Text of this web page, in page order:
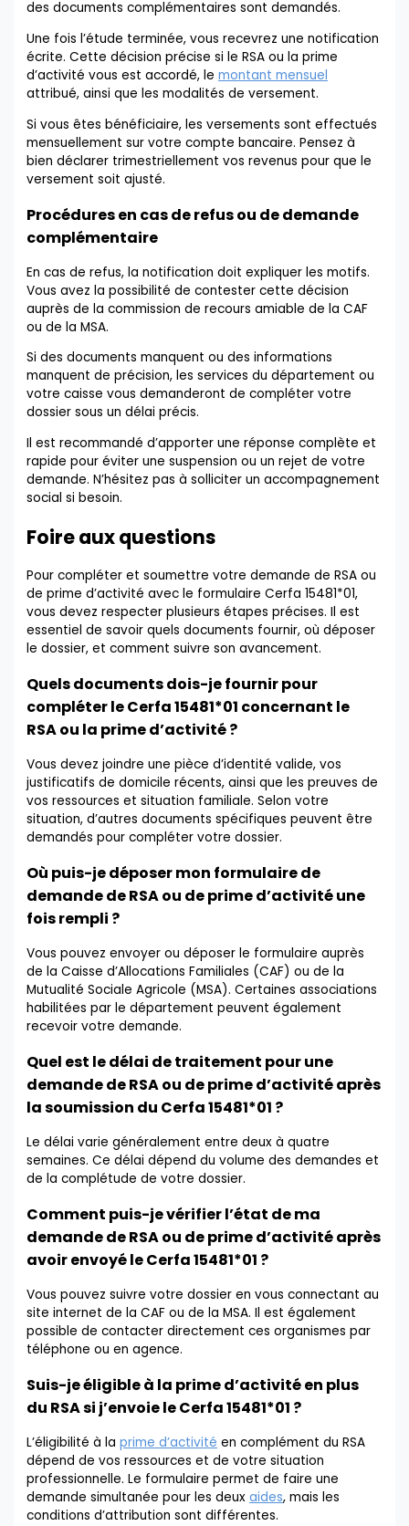
des documents complémentaires sont demandés.
Une fois l’étude terminée, vous recevrez une notification
écrite. Cette décision précise si le RSA ou la prime
d’activité vous est accordé, lemontant mensuel
attribué, ainsi que les modalités de versement.
Si vous êtes bénéficiaire, les versements sont effectués
mensuellement sur votre compte bancaire. Pensez à
bien déclarer trimestriellement vos revenus pour que le
versement soit ajusté.
Procédures en cas de refus ou de demande
complémentaire
En cas de refus, la notification doit expliquer les motifs.
Vous avez la possibilité de contester cette décision
auprès de la commission de recours amiable de la CAF
ou de la MSA.
Si des documents manquent ou des informations
manquent de précision, les services du département ou
votre caisse vous demanderont de compléter votre
dossier sous un délai précis.
Il est recommandé d’apporter une réponse complète et
rapide pour éviter une suspension ou un rejet de votre
demande. N’hésitez pas à solliciter un accompagnement
social si besoin.
Foire aux questions
Pour compléter et soumettre votre demande de RSA ou
de prime d’activité avec le formulaire Cerfa 15481*01,
vous devez respecter plusieurs étapes précises. Il est
essentiel de savoir quels documents fournir, où déposer
le dossier, et comment suivre son avancement.
Quels documents dois-je fournir pour
compléter le Cerfa 15481*01 concernant le
RSA ou la prime d’activité ?
Vous devez joindre une pièce d’identité valide, vos
justificatifs de domicile récents, ainsi que les preuves de
vos ressources et situation familiale. Selon votre
situation, d’autres documents spécifiques peuvent être
demandés pour compléter votre dossier.
Où puis-je déposer mon formulaire de
demande de RSA ou de prime d’activité une
fois rempli ?
Vous pouvez envoyer ou déposer le formulaire auprès
de la Caisse d’Allocations Familiales (CAF) ou de la
Mutualité Sociale Agricole (MSA). Certaines associations
habilitées par le département peuvent également
recevoir votre demande.
Quel est le délai de traitement pour une
demande de RSA ou de prime d’activité après
la soumission du Cerfa 15481*01 ?
Le délai varie généralement entre deux à quatre
semaines. Ce délai dépend du volume des demandes et
de la complétude de votre dossier.
Comment puis-je vérifier l’état de ma
demande de RSA ou de prime d’activité après
avoir envoyé le Cerfa 15481*01 ?
Vous pouvez suivre votre dossier en vous connectant au
site internet de la CAF ou de la MSA. Il est également
possible de contacter directement ces organismes par
téléphone ou en agence.
Suis-je éligible à la prime d’activité en plus
du RSA si j’envoie le Cerfa 15481*01 ?
L’éligibilité à laprime d’activité en complément du RSA
dépend de vos ressources et de votre situation
professionnelle. Le formulaire permet de faire une
demande simultanée pour les deuxaides, mais les
conditions d’attribution sont différentes.